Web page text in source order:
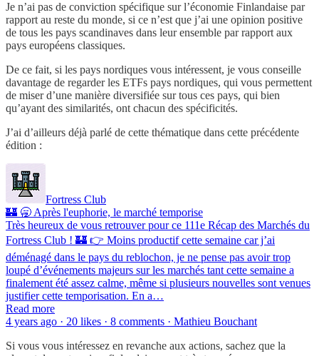
Je n’ai pas de conviction spécifique sur l’économie Finlandaise par
rapport au reste du monde, si ce n’est que j’ai une opinion positive
de tous les pays scandinaves dans leur ensemble par rapport aux
pays européens classiques.
De ce fait, si les pays nordiques vous intéressent, je vous conseille
davantage de regarder les ETFs pays nordiques, qui vous permettent
de miser d’une manière diversifiée sur tous ces pays, qui bien
qu’ayant des similarités, ont chacun des spécificités.
J’ai d’ailleurs déjà parlé de cette thématique dans cette précédente
édition :
Fortress Club
🏰 🥱 Après l'euphorie, le marché temporise
Très heureux de vous retrouver pour ce 111e Récap des Marchés du
Fortress Club ! 🏰 👉 Moins productif cette semaine car j’ai
déménagé dans le pays du reblochon, je ne pense pas avoir trop
loupé d’événements majeurs sur les marchés tant cette semaine a
finalement été assez calme, même si plusieurs nouvelles sont venues
justifier cette temporisation. En a…
Read more
4 years ago · 20 likes · 8 comments · Mathieu Bouchant
Si vous vous intéressez en revanche aux actions, sachez que la